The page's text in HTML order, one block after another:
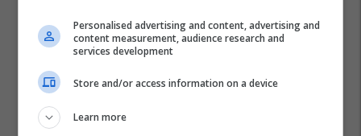
Personalised advertising and content, advertising and
content measurement, audience research and
services development
Store and/or access information on a device
Learn more